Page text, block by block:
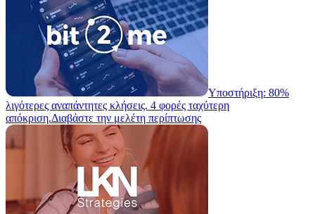
Υποστήριξη: 80%
λιγότερες αναπάντητες κλήσεις. 4 φορές ταχύτερη
απόκριση.Διαβάστε την μελέτη περίπτωσης